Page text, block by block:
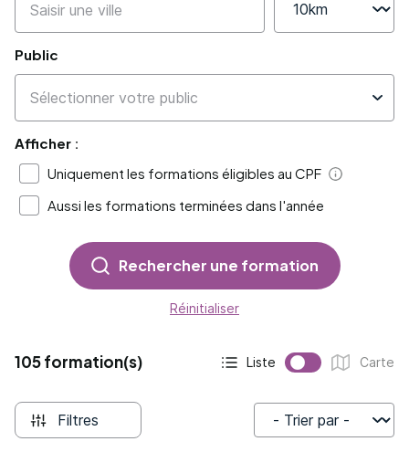
Public
Afficher :
Uniquement les formations éligibles au CPF
Aide
Aussi les formations terminées dans l'année
Rechercher une formation
Réinitialiser
105 formation(s)
Affichage actif :
Liste
Affichage :
Carte
Filtres
Trier par